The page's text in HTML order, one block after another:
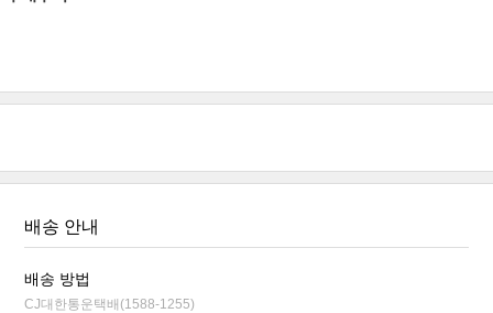
배송 안내
배송 방법
CJ대한통운택배(1588-1255)